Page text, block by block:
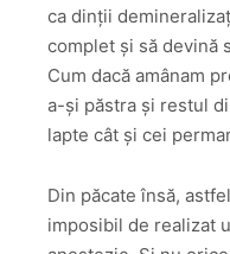
ca dinții
complet și să devină
Cum dacă amânam
a-și păstra și restul
lapte cât și cei
Din păcate însă,
imposibil de realizat